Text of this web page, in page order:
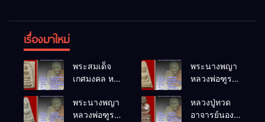
เรื่องมาใหม่
พระสมเด็จ
เกศมงคล หล
โพธิ์นิมิตร
พ.ศ.2512
พระนางพญา
หลวงพ่อฑูรย์
พ.ศ.2512
พระนางพญา
หลวงพ่อฑูรย์
หลวงปู่ทวด
อาจารย์นอง